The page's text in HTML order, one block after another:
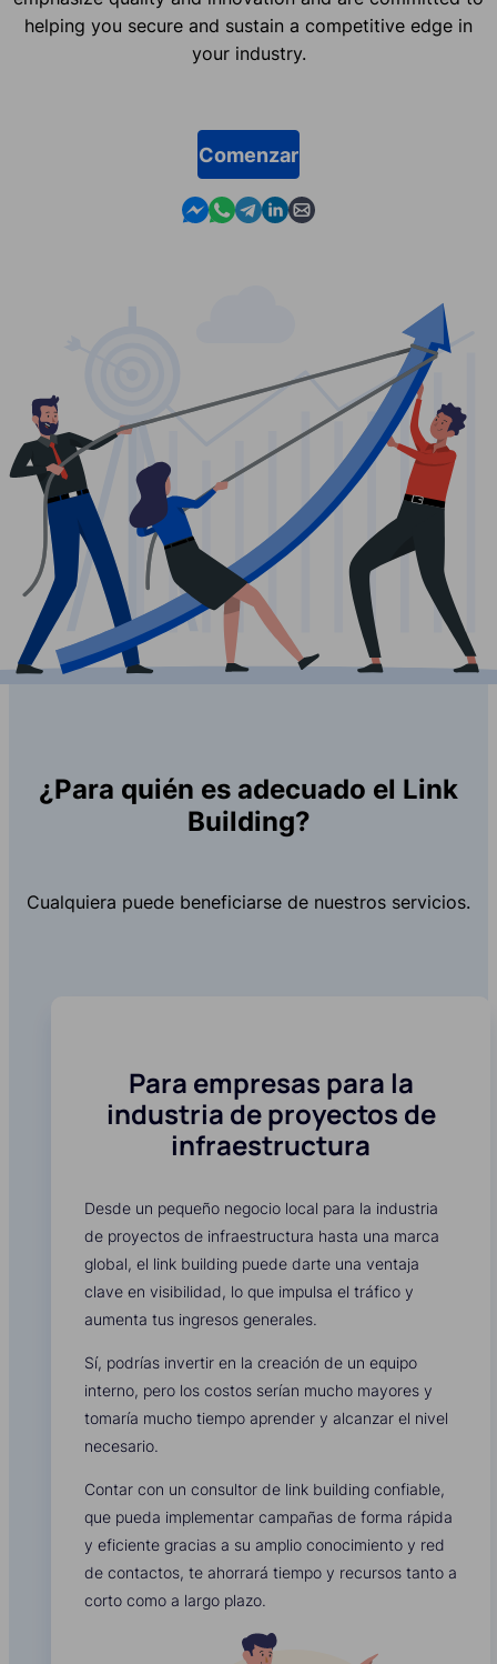
helping you secure and sustain a competitive edge in
your industry.
Comenzar
Contact us in Messenger
Contact us in WhatsApp
Contact us in Telegram
Contact us in Linkedin
Contact us by email
¿Para quién es adecuado el Link
Building?
Cualquiera puede beneficiarse de nuestros servicios.
Para empresas para la
industria de proyectos de
infraestructura
Desde un pequeño negocio local para la industria
de proyectos de infraestructura hasta una marca
global, el link building puede darte una ventaja
clave en visibilidad, lo que impulsa el tráfico y
aumenta tus ingresos generales.
Sí, podrías invertir en la creación de un equipo
interno, pero los costos serían mucho mayores y
tomaría mucho tiempo aprender y alcanzar el nivel
necesario.
Contar con un consultor de link building confiable,
que pueda implementar campañas de forma rápida
y eficiente gracias a su amplio conocimiento y red
de contactos, te ahorrará tiempo y recursos tanto a
corto como a largo plazo.